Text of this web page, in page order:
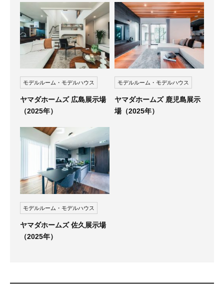
モデルルーム・モデルハウス
ヤマダホームズ 広島展示場
（2025年）
モデルルーム・モデルハウス
ヤマダホームズ 鹿児島展示
場（2025年）
モデルルーム・モデルハウス
ヤマダホームズ 佐久展示場
（2025年）